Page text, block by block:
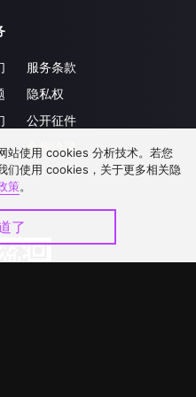
服务条款
隐私权
公开征件
合作洽談
站使用 cookies 分析技术。若您
们使用 cookies，关于更多相关隐
策。
了